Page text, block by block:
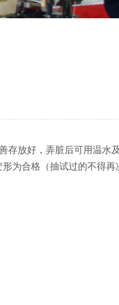
存放好，弄脏后可用温水
为合格（抽试过的不得再